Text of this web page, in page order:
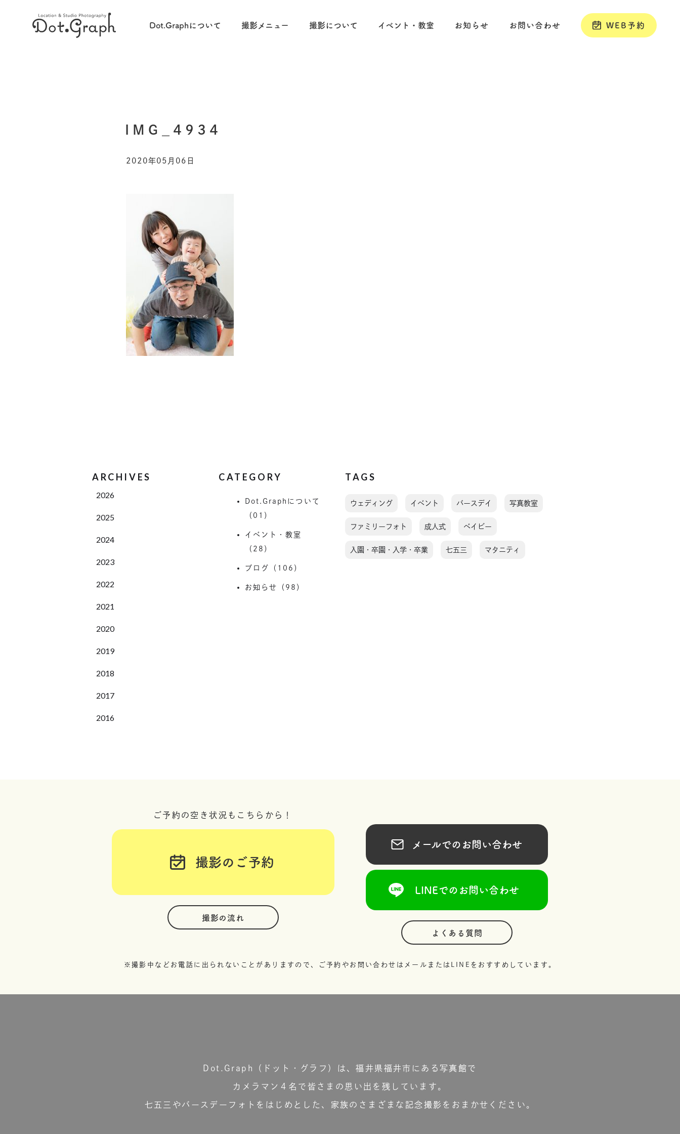
Dot.Graphについて 撮影メニュー 撮影について イベント・教室 お知らせ お問い合わせ WEB予約
IMG_4934
2020年05月06日
ARCHIVES
2026
2025
2024
2023
2022
2021
2020
2019
2018
2017
2016
CATEGORY
Dot.Graphについて
（01）
イベント・教室
（28）
ブログ（106）
お知らせ（98）
TAGS
ウェディング イベント バースデイ 写真教室
ファミリーフォト 成人式 ベイビー
入園・卒園・入学・卒業 七五三 マタニティ
ご予約の空き状況もこちらから！
撮影のご予約
撮影の流れ
メールでのお問い合わせ
LINEでのお問い合わせ
よくある質問
※撮影中などお電話に出られないことがありますので、ご予約やお問い合わせはメールまたはLINEをおすすめしています。
Dot.Graph（ドット・グラフ）は、福井県福井市にある写真館で
カメラマン４名で皆さまの思い出を残しています。
七五三やバースデーフォトをはじめとした、家族のさまざまな記念撮影をおまかせください。